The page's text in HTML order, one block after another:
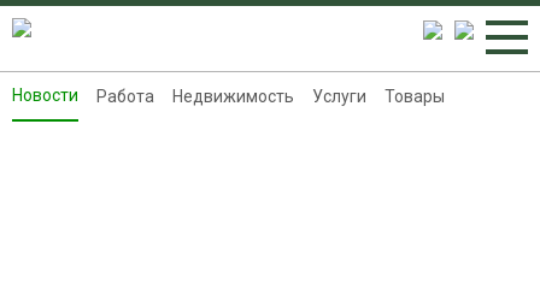
Новости
Новости Работа Недвижимость Услуги Товары